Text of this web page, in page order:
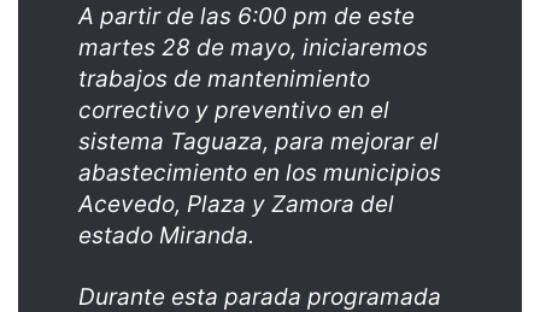
A partir de las 6:00 pm de este
martes 28 de mayo, iniciaremos
trabajos de mantenimiento
correctivo y preventivo en el
sistema Taguaza, para mejorar el
abastecimiento en los municipios
Acevedo, Plaza y Zamora del
estado Miranda.
Durante esta parada programada